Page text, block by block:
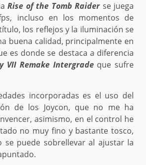
Rise of the Tomb Raiderse juega
incluso en los momentos de
los reflejos y la iluminación se
buena calidad, principalmente en
es donde se destaca a diferencia
VII Remake Intergradeque sufre
incorporadas es el uso del
de los Joycon, que no me ha
asimismo, en el control he
no muy fino y bastante tosco,
puede sobrellevar al ajustar la